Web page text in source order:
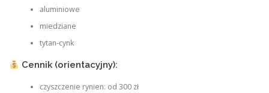
aluminiowe
miedziane
tytan-cynk
Cennik (orientacyjny):
czyszczenie rynien: od 300 zł